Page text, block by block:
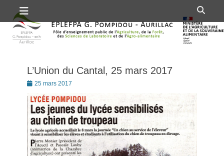
au
contenu
Premier menu
L’Union du Cantal, 25 mars 2017
Posté25 mars 2017